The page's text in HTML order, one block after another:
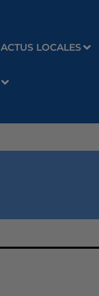
ACTUS LOCALES